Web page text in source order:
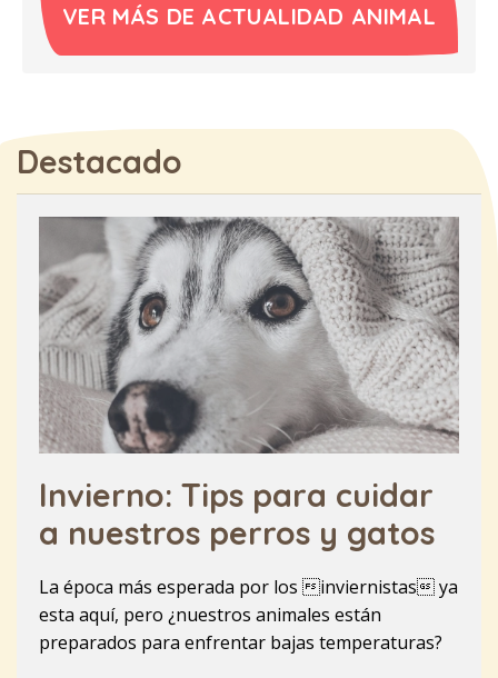
VER MÁS DE ACTUALIDAD ANIMAL
Destacado
Invierno: Tips para cuidar
a nuestros perros y gatos
La época más esperada por los inviernistas ya
esta aquí, pero ¿nuestros animales están
preparados para enfrentar bajas temperaturas?